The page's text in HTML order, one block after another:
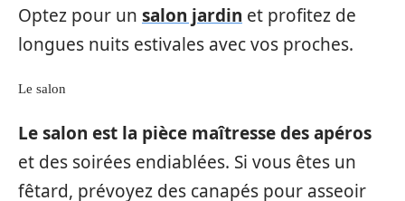
Optez pour un salon jardin et profitez de
longues nuits estivales avec vos proches.
Le salon
Le salon est la pièce maîtresse des apéros
et des soirées endiablées. Si vous êtes un
fêtard, prévoyez des canapés pour asseoir